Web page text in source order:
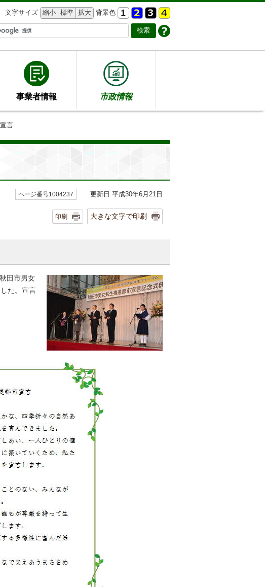
文字サイズ 縮小 標準 拡大 背景色
事業者情報 市政情報
言
ページ番号1004237 更新日 平成30年6月21日
印刷 大きな文字で印刷
田市男女
た。宣言